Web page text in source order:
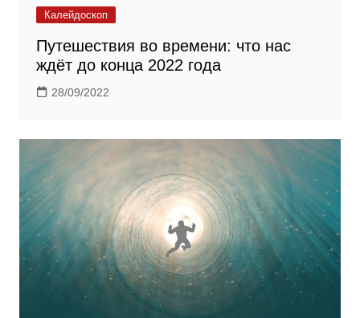
Калейдоскоп
Путешествия во времени: что нас
ждёт до конца 2022 года
28/09/2022